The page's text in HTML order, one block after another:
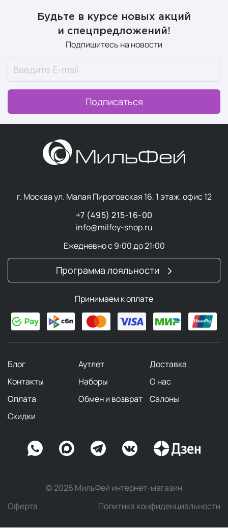
Будьте в курсе новых акций
и спецпредложений!
Подпишитесь на новости
Подписаться
г. Москва ул. Малая Пироговская 16, 1 этаж, офис 12
+7 (495) 215-16-00
info@milfey-shop.ru
Ежедневно с 9:00 до 21:00
Программа лояльности
Принимаем к оплате
Блог Аутлет
Доставка
Контакты
Наборы
О нас
Оплата
Обмен и возврат
Салоны
Скидки
© 2026 МильФей интернет-магазин
Оферта
Политика конфиденциальности